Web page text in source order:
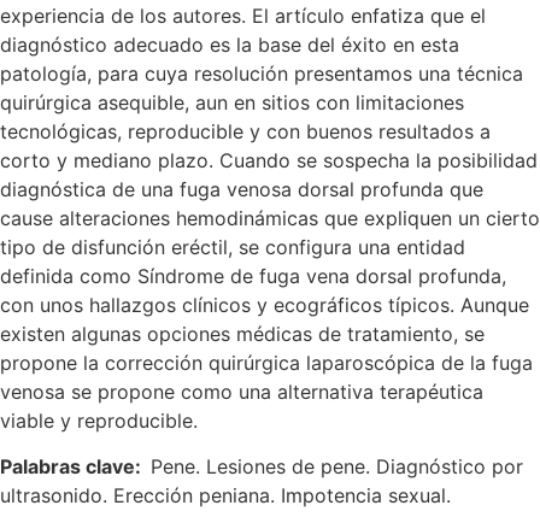
experiencia de los autores. El artículo enfatiza que el
diagnóstico adecuado es la base del éxito en esta
patología, para cuya resolución presentamos una técnica
quirúrgica asequible, aun en sitios con limitaciones
tecnológicas, reproducible y con buenos resultados a
corto y mediano plazo. Cuando se sospecha la posibilidad
diagnóstica de una fuga venosa dorsal profunda que
cause alteraciones hemodinámicas que expliquen un cierto
tipo de disfunción eréctil, se configura una entidad
definida como Síndrome de fuga vena dorsal profunda,
con unos hallazgos clínicos y ecográficos típicos. Aunque
existen algunas opciones médicas de tratamiento, se
propone la corrección quirúrgica laparoscópica de la fuga
venosa se propone como una alternativa terapéutica
viable y reproducible.
Palabras clave: Pene. Lesiones de pene. Diagnóstico por
ultrasonido. Erección peniana. Impotencia sexual.